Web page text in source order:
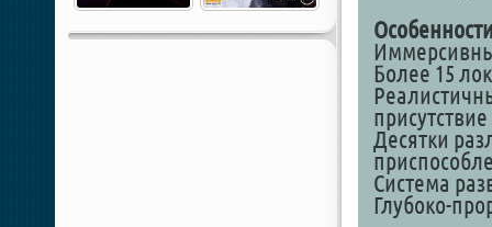
Более 15
Десятки
Система
Глубоко-